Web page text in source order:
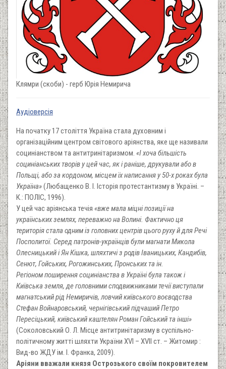
Клямри (скоби) - герб Юрія Немирича
Аудіоверсія
На початку 17 століття Україна стала духовним і
організаційним центром світового аріянства, яке ще називали
социніанством та антитринітаризмом. «І хоча більшість
социніанських творів у цей час, як і раніше, друкували або в
Польщі, або за кордоном, місцем їх написання у 50-х роках була
Україна»(Любащенко В. І. Історія протестантизму в Україні. –
К.: ПОЛІС, 1996).
У цей час аріянська течія «вже мала міцні позиції на
українських землях, переважно на Волині. Фактично ця
територія стала одним із головних центрів цього руху й для Речі
Посполитої. Серед патронів-українців були магнати Микола
Олесницький і Ян Кішка, шляхтичі з родів Іваницьких, Кандибів,
Сенют, Гойських, Рогожинських, Пронських та ін.
Регіоном поширення социніанства в Україні була також і
Київська земля, де головними сподвижниками течії виступали
магнатський рід Немиричів, ловчий київського воєводства
Стефан Войнаровський, чернігівський підчаший Петро
Пересіцький, київський каштелян Роман Гойський та інші»
(Соколовський О. Л. Місце антитринітаризму в суспільно-
політичному житті шляхти України XVI – XVII ст. – Житомир :
Вид-во ЖДУ ім. І. Франка, 2009).
Аріяни вважали князя Острозького своїм покровителем